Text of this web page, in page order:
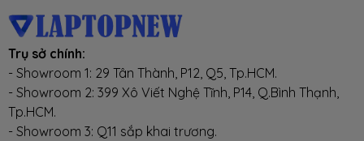
Trụ sở chính:
- Showroom 1: 29 Tân Thành, P12, Q5, Tp.HCM.
- Showroom 2: 399 Xô Viết Nghệ Tĩnh, P14, Q.Bình Thạnh,
Tp.HCM.
- Showroom 3: Q11 sắp khai trương.